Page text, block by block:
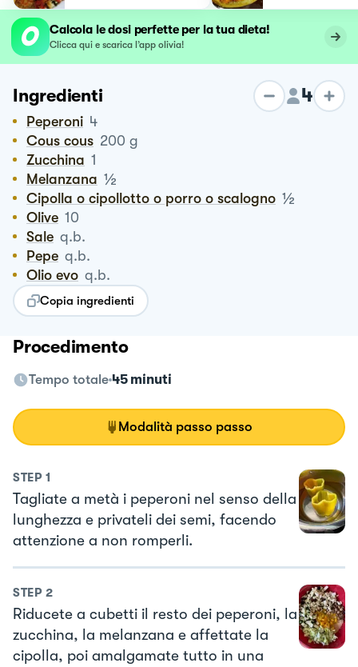
Calcola le dosi perfette per la tua dieta!
Clicca qui e scarica l’app olivia!
Ingredienti 4
Peperoni 4
Cous cous 200 g
zucchina 1
Melanzana ½
Cipolla o cipollotto o porro o scalogno ½
Olive 10
Sale q.b.
Pepe q.b.
Olio evo q.b.
Copia ingredienti
Procedimento
Tempo totale 45 minuti
Modalità passo passo
STEP 1
Tagliate a metà i peperoni nel senso della
lunghezza e privateli dei semi, facendo
attenzione a non romperli.
STEP 2
Riducete a cubetti il resto dei peperoni, la
zucchina, la melanzana e affettate la
cipolla, poi amalgamate tutto in una